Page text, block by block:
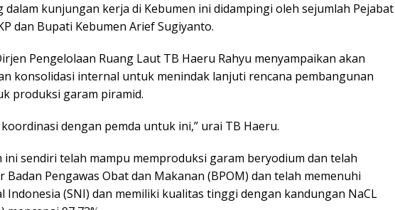
kunjungan kerja di Kebumen ini didampingi oleh sejumlah Pejabat
dan Bupati Kebumen Arief Sugiyanto.
Pengelolaan Ruang Laut TB Haeru Rahyu menyampaikan akan
konsolidasi internal untuk menindak lanjuti rencana pembangunan
produksi garam piramid.
dengan pemda untuk ini,” urai TB Haeru.
ini sendiri telah mampu memproduksi garam beryodium dan telah
Badan Pengawas Obat dan Makanan (BPOM) dan telah memenuhi
Indonesia (SNI) dan memiliki kualitas tinggi dengan kandungan NaCL